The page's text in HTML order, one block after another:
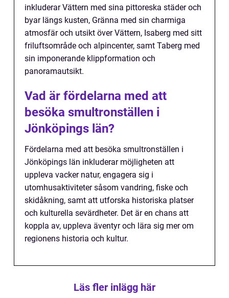
inkluderar Vättern med sina pittoreska städer och
byar längs kusten, Gränna med sin charmiga
atmosfär och utsikt över Vättern, Isaberg med sitt
friluftsområde och alpincenter, samt Taberg med
sin imponerande klippformation och
panoramautsikt.
Vad är fördelarna med att
besöka smultronställen i
Jönköpings län?
Fördelarna med att besöka smultronställen i
Jönköpings län inkluderar möjligheten att
uppleva vacker natur, engagera sig i
utomhusaktiviteter såsom vandring, fiske och
skidåkning, samt att utforska historiska platser
och kulturella sevärdheter. Det är en chans att
koppla av, uppleva äventyr och lära sig mer om
regionens historia och kultur.
Läs fler inlägg här